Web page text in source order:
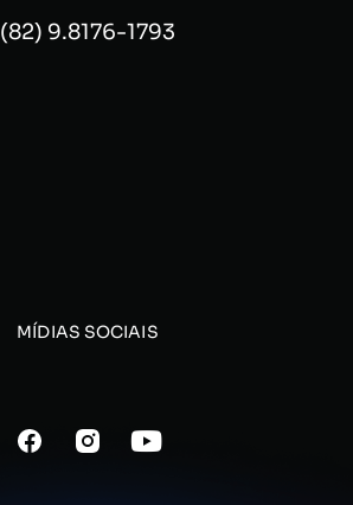
(82) 9.8176-1793
MÍDIAS SOCIAIS